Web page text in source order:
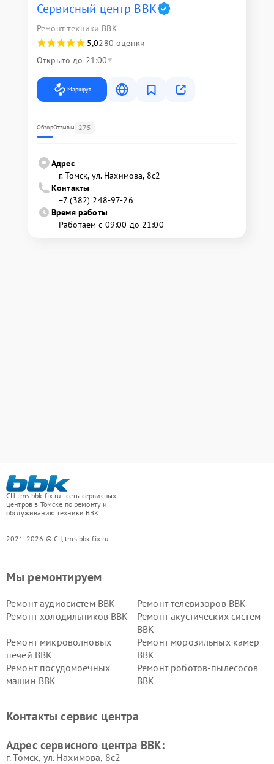
Сервисный центр BBK
Ремонт техники BBK
5,0280 оценки
Открыто до 21:00
Маршрут
ОбзорОтзывы 275
Адрес
г. Томск, ул. Нахимова, 8с2
Контакты
+7 (382) 248-97-26
Время работы
Работаем с 09:00 до 21:00
СЦ tms.bbk-fix.ru - сеть сервисных
центров в Томске по ремонту и
обслуживанию техники BBK
2021-2026 © СЦ tms.bbk-fix.ru
Мы ремонтируем
Ремонт аудиосистем BBK
Ремонт телевизоров BBK
Ремонт холодильников BBK
Ремонт акустических систем
BBK
Ремонт микроволновых
печей BBK
Ремонт морозильных камер
BBK
Ремонт посудомоечных
машин BBK
Ремонт роботов-пылесосов
BBK
Ремонт винных шкафов BBK
Контакты сервис центра
Адрес сервисного центра BBK:
г. Томск, ул. Нахимова, 8с2